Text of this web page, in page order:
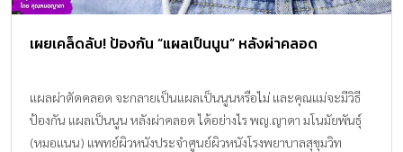
เผยเคล็ดลับ! ป้องกัน “แผลเป็นนูน” หลังผ่าคลอด
แผลผ่าตัดคลอด จะกลายเป็นแผลเป็นนูนหรือไม่ และคุณแม่จะมีวิธี
ป้องกัน แผลเป็นนูน หลังผ่าคลอด ได้อย่างไร พญ.ญาดา มโนมัยพันธุ์
(หมอแนน) แพทย์ผิวหนังประจำศูนย์ผิวหนังโรงพยาบาลสุขุมวิท